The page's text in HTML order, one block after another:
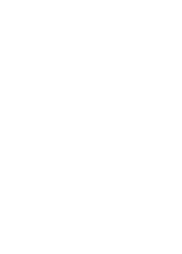
Stage)Phát
hình
tròn để tìm
nghệ âm
nghệ True
hìnhApple